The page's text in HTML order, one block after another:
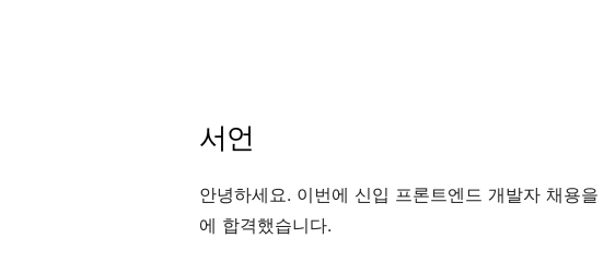
서언
안녕하세요. 이번에 신입 프론트엔드 개발자 채용
에 합격했습니다.